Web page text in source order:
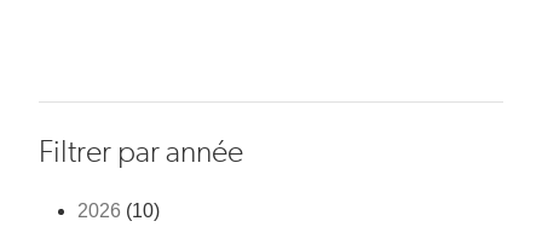
Filtrer par année
2026 (10)